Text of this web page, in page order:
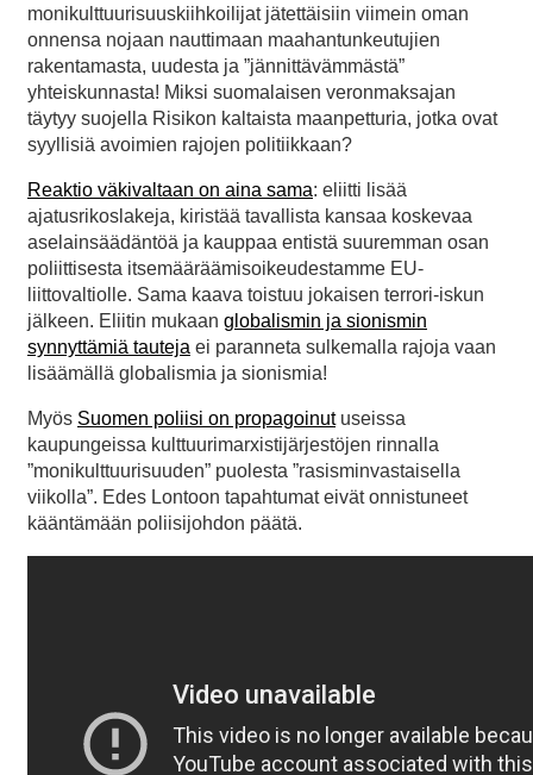
monikulttuurisuuskiihkoilijat jätettäisiin viimein oman
onnensa nojaan nauttimaan maahantunkeutujien
rakentamasta, uudesta ja ”jännittävämmästä”
yhteiskunnasta! Miksi suomalaisen veronmaksajan
täytyy suojella Risikon kaltaista maanpetturia, jotka ovat
syyllisiä avoimien rajojen politiikkaan?
Reaktio väkivaltaan on aina sama: eliitti lisää
ajatusrikoslakeja, kiristää tavallista kansaa koskevaa
aselainsäädäntöä ja kauppaa entistä suuremman osan
poliittisesta itsemääräämisoikeudestamme EU-
liittovaltiolle. Sama kaava toistuu jokaisen terrori-iskun
jälkeen. Eliitin mukaan globalismin ja sionismin
synnyttämiä tauteja ei paranneta sulkemalla rajoja vaan
lisäämällä globalismia ja sionismia!
Myös Suomen poliisi on propagoinutuseissa
kaupungeissa kulttuurimarxistijärjestöjen rinnalla
”monikulttuurisuuden” puolesta ”rasisminvastaisella
viikolla”. Edes Lontoon tapahtumat eivät onnistuneet
kääntämään poliisijohdon päätä.